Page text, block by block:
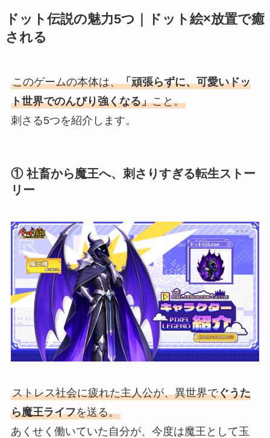
ドット伝説の魅力5つ｜ドット絵×放置で癒
される
このゲームの本体は、「頑張らずに、可愛いドッ
ト世界でのんびり強くなる」こと。
刺さる5つを紹介します。
① 社畜から魔王へ、刺さりすぎる転生ストー
リー
ストレス社会に疲れた主人公が、異世界でぐうた
ら魔王ライフを送る。
あくせく働いていた自分が、今度は魔王として玉